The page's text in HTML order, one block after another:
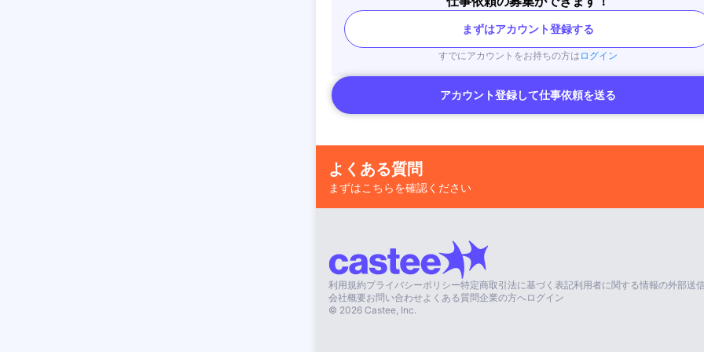
まずはアカウント登録する
すでにアカウントをお持ちの方は ログイン
アカウント登録して仕事依頼を送る
よくある質問
まずはこちらを確認ください
利用規約プライバシーポリシー特定商取引法に基づく表記利用者に関する情報の外部送
会社概要お問い合わせ よくある質問企業の方へログイン
© 2026 Castee, Inc.